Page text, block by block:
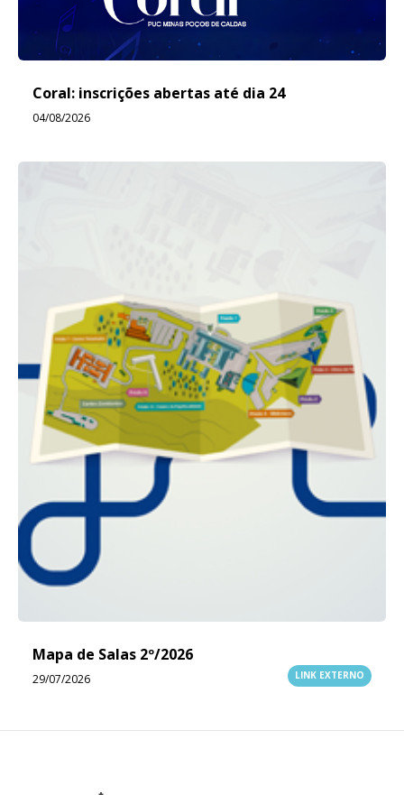
Coral: inscrições abertas até dia 24
04/08/2026
Mapa de Salas 2º/2026
29/07/2026 LINK EXTERNO